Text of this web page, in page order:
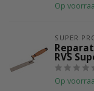
Op
SUPER
RVS
Op